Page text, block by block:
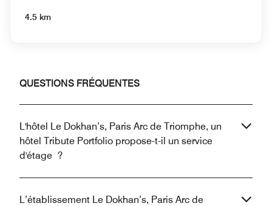
4.5 km
QUESTIONS FRÉQUENTES
L'hôtel Le Dokhan’s, Paris Arc de Triomphe, un
hôtel Tribute Portfolio propose-t-il un service
d'étage ?
L’établissement Le Dokhan’s, Paris Arc de